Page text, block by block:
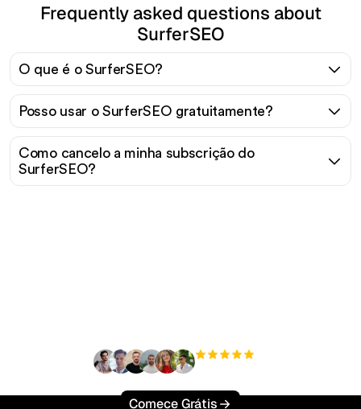
Frequently asked questions about
SurferSEO
O que é o SurferSEO?
Posso usar o SurferSEO gratuitamente?
Como cancelo a minha subscrição do
SurferSEO?
Comece Grátis